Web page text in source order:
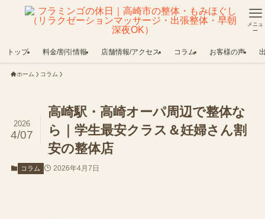
メニュ
ー
トップ 料金/割引情報 店舗情報/アクセス コラム お客様の声
ホーム コラム
高崎駅・高崎オーパ周辺で整体な
ら｜学生最安クラス＆妊婦さん割
安の整体店
2026
4/07
コラム 2026年4月7日